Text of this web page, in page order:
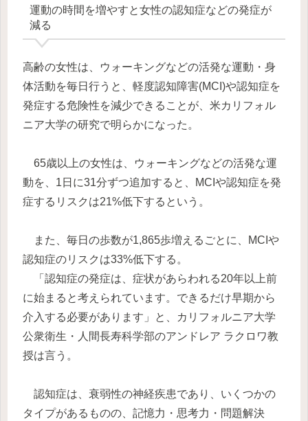
運動の時間を増やすと女性の認知症などの発症が
減る
高齢の女性は、ウォーキングなどの活発な運動・身
体活動を毎日行うと、軽度認知障害(MCI)や認知症を
発症する危険性を減少できることが、米カリフォル
ニア大学の研究で明らかになった。
65歳以上の女性は、ウォーキングなどの活発な運
動を、1日に31分ずつ追加すると、MCIや認知症を発
症するリスクは21%低下するという。
また、毎日の歩数が1,865歩増えるごとに、MCIや
認知症のリスクは33%低下する。
「認知症の発症は、症状があらわれる20年以上前
に始まると考えられています。できるだけ早期から
介入する必要があります」と、カリフォルニア大学
公衆衛生・人間長寿科学部のアンドレア ラクロワ教
授は言う。
認知症は、衰弱性の神経疾患であり、いくつかの
タイプがあるものの、記憶力・思考力・問題解決